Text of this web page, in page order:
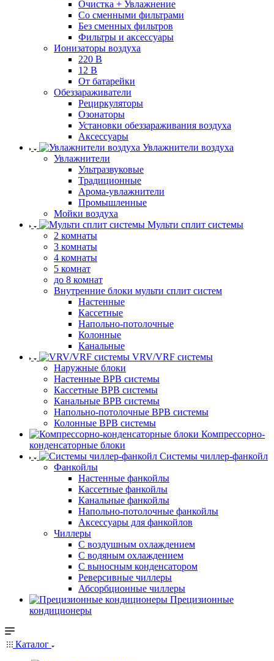
Очистка + Увлажнение
Cо сменными фильтрами
Без сменных фильтров
Фильтры и аксессуары
Ионизаторы воздуха
220 В
12 В
От батарейки
Обеззараживатели
Рециркуляторы
Озонаторы
Установки обеззараживания воздуха
Аксессуары
Увлажнители воздуха
Увлажнители
Ультразвуковые
Традиционные
Арома-увлажнители
Промышленные
Мойки воздуха
Мульти сплит системы
2 комнаты
3 комнаты
4 комнаты
5 комнат
до 8 комнат
Внутренние блоки мульти сплит систем
Настенные
Кассетные
Напольно-потолочные
Колонные
Канальные
VRV/VRF системы
Наружные блоки
Настенные ВРВ системы
Кассетные ВРВ системы
Канальные ВРВ системы
Напольно-потолочные ВРВ системы
Колонные ВРВ системы
Компрессорно-
конденсаторные блоки
Системы чиллер-фанкойл
Фанкойлы
Настенные фанкойлы
Кассетные фанкойлы
Канальные фанкойлы
Напольно-потолочные фанкойлы
Аксессуары для фанкойлов
Чиллеры
С воздушным охлаждением
С водяным охлаждением
С выносным конденсатором
Реверсивные чиллеры
Абсорбционные чиллеры
Прецизионные
кондиционеры
Каталог